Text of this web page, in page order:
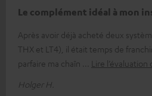
Le complément idéal à mon
Après avoir déjà acheté deux
THX et LT4), il était temps de
parfaire ma chaîn
Lire
Holger H.